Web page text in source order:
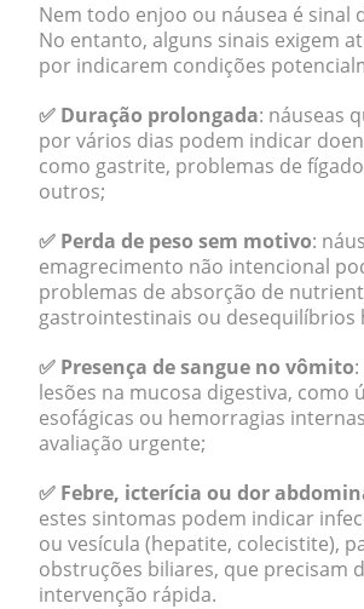
Nem todo enjoo ou náusea é sinal
No entanto, alguns sinais exigem
por indicarem condições
✅ Duração prolongada: náuseas
por vários dias podem indicar
como gastrite, problemas de
outros;
✅ Perda de peso sem motivo:
emagrecimento não intencional
problemas de absorção de
gastrointestinais ou desequilíbrios
✅ Presença de sangue no vômito
lesões na mucosa digestiva, como
esofágicas ou hemorragias
avaliação urgente;
✅ Febre, icterícia ou dor
estes sintomas podem indicar
ou vesícula (hepatite, colecistite),
obstruções biliares, que precisam
intervenção rápida.